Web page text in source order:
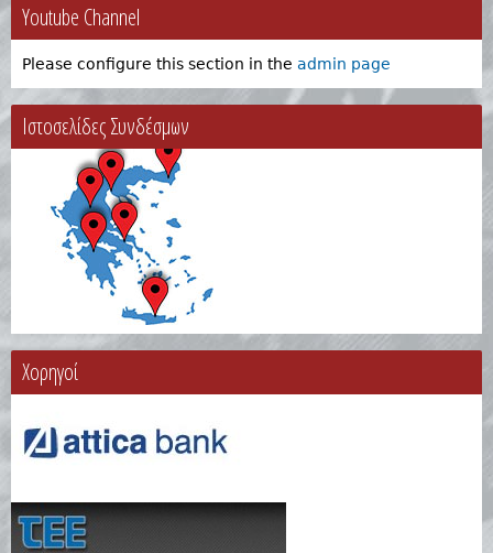
Youtube Channel
Please configure this section in the admin page
Ιστοσελίδες Συνδέσμων
Χορηγοί